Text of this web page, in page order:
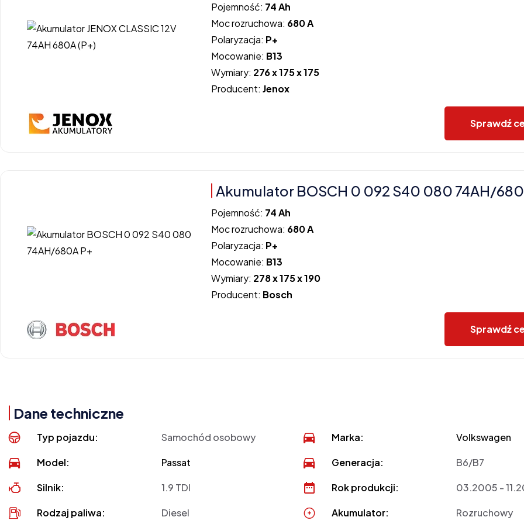
Pojemność: 74 Ah
Moc rozruchowa: 680 A
Polaryzacja: P+
Mocowanie: B13
Wymiary: 276 x 175 x 175
Producent:Jenox
Sprawdź
Akumulator BOSCH 0 092 S40 080 74AH/
Pojemność: 74 Ah
Moc rozruchowa: 680 A
Polaryzacja: P+
Mocowanie: B13
Wymiary: 278 x 175 x 190
Producent: Bosch
Sprawdź
Dane techniczne
Typ pojazdu: Samochód osobowy Marka: Volkswagen
Model: Passat Generacja: B6/B7
Silnik: 1.9 TDI Rok produkcji: 03.2005 -
Rodzaj paliwa: Diesel Akumulator: Rozruchowy